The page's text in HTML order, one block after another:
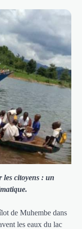
les citoyens : un
de Muhembe dans
les eaux du lac